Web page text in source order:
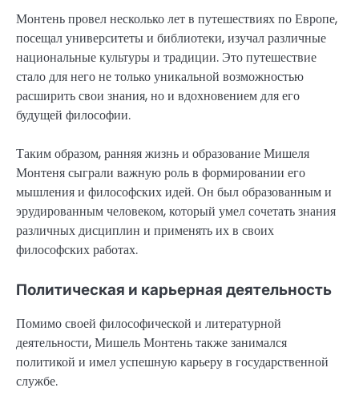
Монтень провел несколько лет в путешествиях по Европе,
посещал университеты и библиотеки, изучал различные
национальные культуры и традиции. Это путешествие
стало для него не только уникальной возможностью
расширить свои знания, но и вдохновением для его
будущей философии.
Таким образом, ранняя жизнь и образование Мишеля
Монтеня сыграли важную роль в формировании его
мышления и философских идей. Он был образованным и
эрудированным человеком, который умел сочетать знания
различных дисциплин и применять их в своих
философских работах.
Политическая и карьерная деятельность
Помимо своей философической и литературной
деятельности, Мишель Монтень также занимался
политикой и имел успешную карьеру в государственной
службе.